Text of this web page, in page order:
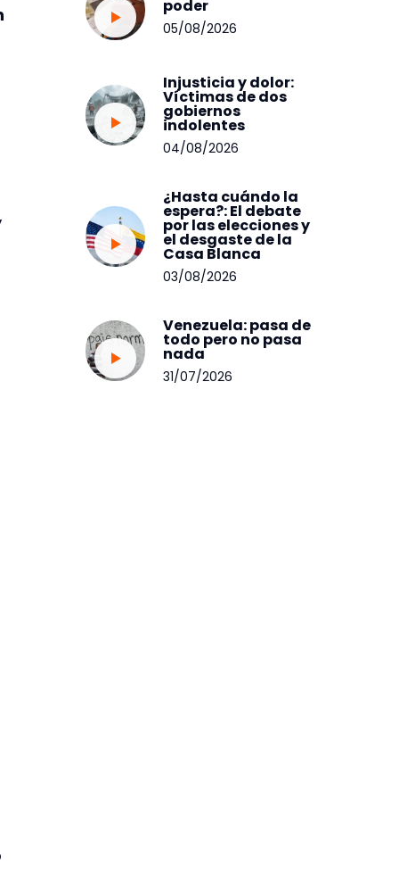
poder
05/08/2026
Injusticia y dolor:
Víctimas de dos
gobiernos
indolentes
04/08/2026
¿Hasta cuándo la
espera?: El debate
por las elecciones y
el desgaste de la
Casa Blanca
03/08/2026
Venezuela: pasa de
todo pero no pasa
nada
31/07/2026